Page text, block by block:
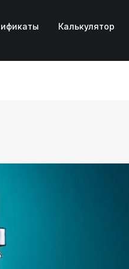
Калькулятор